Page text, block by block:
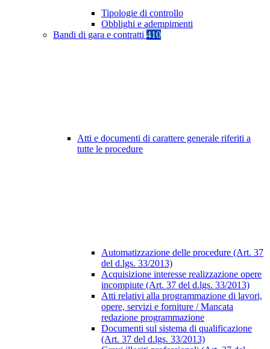
Tipologie di controllo
Obblighi e adempimenti
Bandi di gara e contratti 410
Atti e documenti di carattere generale riferiti a
tutte le procedure
Automatizzazione delle procedure (Art. 37
del d.lgs. 33/2013)
Acquisizione interesse realizzazione opere
incompiute (Art. 37 del d.lgs. 33/2013)
Atti relativi alla programmazione di lavori,
opere, servizi e forniture / Mancata
redazione programmazione
Documenti sul sistema di qualificazione
(Art. 37 del d.lgs. 33/2013)